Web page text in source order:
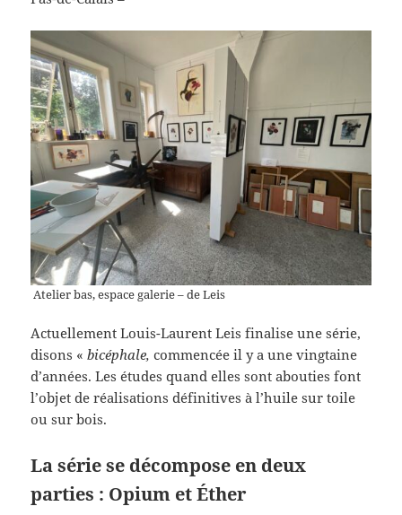
Atelier bas, espace galerie – de Leis
Actuellement Louis-Laurent Leis finalise une série,
disons «bicéphale, commencée il y a une vingtaine
d’années. Les études quand elles sont abouties font
l’objet de réalisations définitives à l’huile sur toile
ou sur bois.
La série se décompose en deux
parties : Opium et Éther